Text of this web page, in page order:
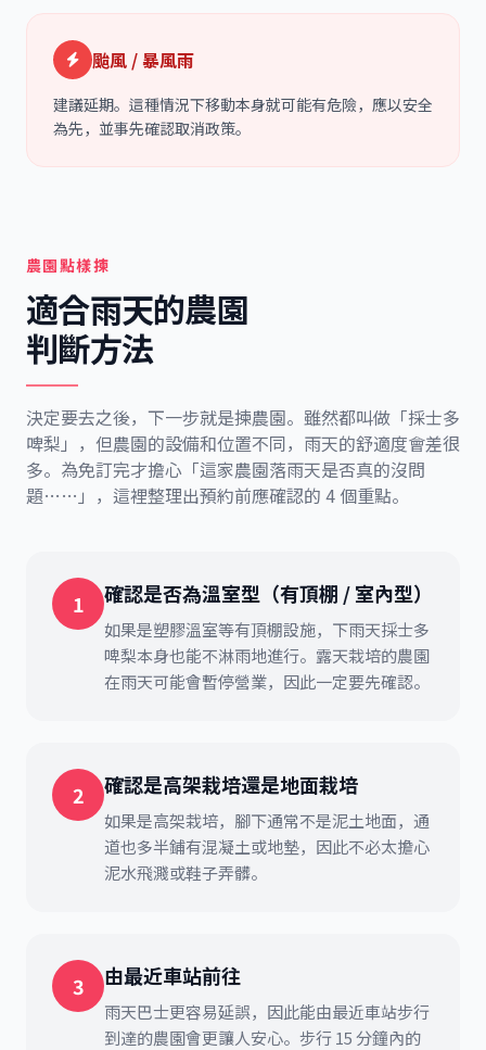
颱風 / 暴風雨
建議延期。這種情況下移動本身就可能有危險，應以安全
為先，並事先確認取消政策。
農園點樣揀
適合雨天的農園
判斷方法
決定要去之後，下一步就是揀農園。雖然都叫做「採士多
啤梨」，但農園的設備和位置不同，雨天的舒適度會差很
多。為免訂完才擔心「這家農園落雨天是否真的沒問
題……」，這裡整理出預約前應確認的 4 個重點。
1 確認是否為溫室型（有頂棚 / 室內型）
如果是塑膠溫室等有頂棚設施，下雨天採士多
啤梨本身也能不淋雨地進行。露天栽培的農園
在雨天可能會暫停營業，因此一定要先確認。
2 確認是高架栽培還是地面栽培
如果是高架栽培，腳下通常不是泥土地面，通
道也多半鋪有混凝土或地墊，因此不必太擔心
泥水飛濺或鞋子弄髒。
3 由最近車站前往
雨天巴士更容易延誤，因此能由最近車站步行
到達的農園會更讓人安心。步行 15 分鐘內的